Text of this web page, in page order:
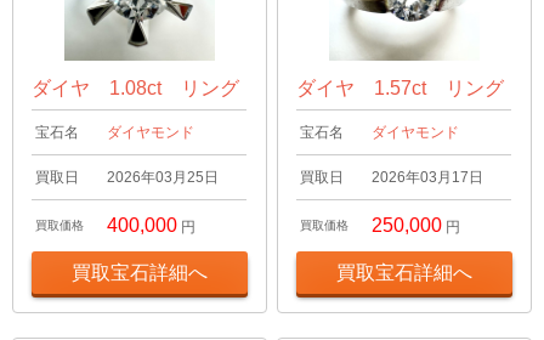
ダイヤ 1.08ct リング
宝石名 ダイヤモンド
買取日 2026年03月25日
買取価格 400,000 円
買取宝石詳細へ
ダイヤ 1.57ct リング
宝石名 ダイヤモンド
買取日 2026年03月17日
買取価格 250,000 円
買取宝石詳細へ